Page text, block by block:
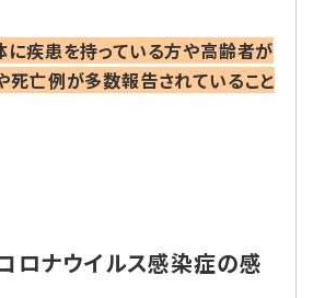
に疾患を持っている方や高齢者が
死亡例が多数報告されていること
ロナウイルス感染症の感